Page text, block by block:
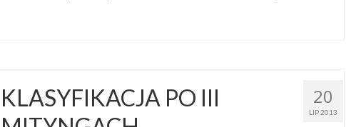
20
LIP 2013
KLASYFIKACJA PO III